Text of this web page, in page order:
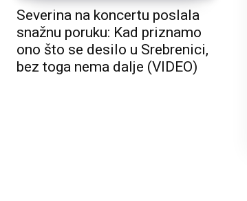
Severina na koncertu poslala
snažnu poruku: Kad priznamo
ono što se desilo u Srebrenici,
bez toga nema dalje (VIDEO)